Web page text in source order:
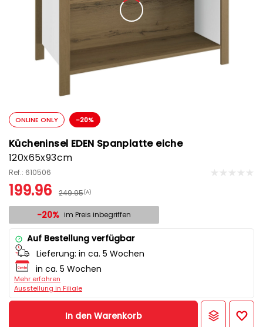
ONLINE ONLY -20%
Kücheninsel EDEN Spanplatte eiche
120x65x93cm
Ref.: 610506
199.96 249.95(A)
-20% im Preis inbegriffen
Auf Bestellung verfügbar
Lieferung: in ca. 5 Wochen
in ca. 5 Wochen
Mehr erfahren
Ausstellung in Filiale
In den Warenkorb